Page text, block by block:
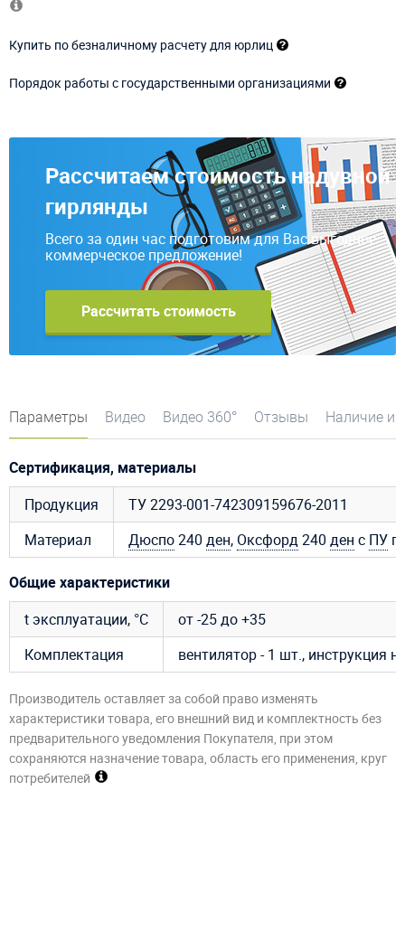
Купить по безналичному расчету для юрлиц
Порядок работы с государственными организациями
Рассчитаем стоимость надувной
гирлянды
Всего за один час подготовим для Вас выгодное
коммерческое предложение!
Рассчитать стоимость
Параметры Видео Видео 360° Отзывы Наличие и
Сертификация, материалы
Продукция
ТУ 2293-001-742309159676-2011
Материал
Дюспо240 ден, Оксфорд240 ден с ПУ
Общие характеристики
t эксплуатации, °C
от -25 до +35
Комплектация
вентилятор - 1 шт., инструкция
Производитель оставляет за собой право изменять
характеристики товара, его внешний вид и комплектность без
предварительного уведомления Покупателя, при этом
сохраняются назначение товара, область его применения, круг
потребителей